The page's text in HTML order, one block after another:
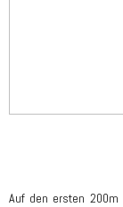
Auf den ersten